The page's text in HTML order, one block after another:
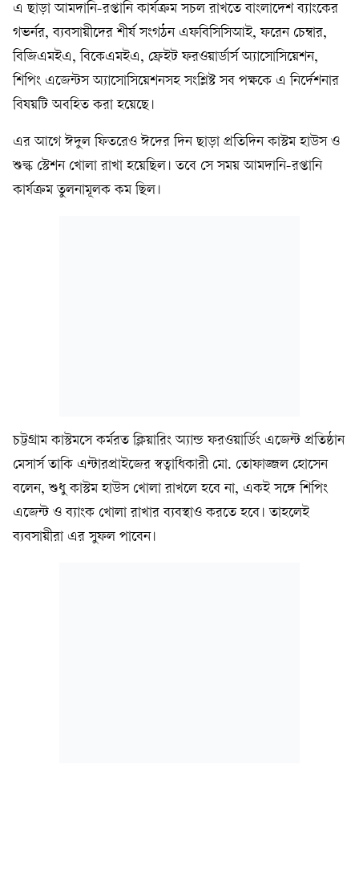
এ ছাড়া আমদানি-রপ্তানি কার্যক্রম সচল রাখতে বাংলাদেশ ব্যাংকের
গভর্নর, ব্যবসায়ীদের শীর্ষ সংগঠন এফবিসিসিআই, ফরেন চেম্বার,
বিজিএমইএ, বিকেএমইএ, ফ্রেইট ফরওয়ার্ডার্স অ্যাসোসিয়েশন,
শিপিং এজেন্টস অ্যাসোসিয়েশনসহ সংশ্লিষ্ট সব পক্ষকে এ নির্দেশনার
বিষয়টি অবহিত করা হয়েছে।
এর আগে ঈদুল ফিতরেও ঈদের দিন ছাড়া প্রতিদিন কাস্টম হাউস ও
শুল্ক স্টেশন খোলা রাখা হয়েছিল। তবে সে সময় আমদানি-রপ্তানি
কার্যক্রম তুলনামূলক কম ছিল।
চট্টগ্রাম কাস্টমসে কর্মরত ক্লিয়ারিং অ্যান্ড ফরওয়ার্ডিং এজেন্ট প্রতিষ্ঠান
মেসার্স তাকি এন্টারপ্রাইজের স্বত্বাধিকারী মো. তোফাজ্জল হোসেন
বলেন, শুধু কাস্টম হাউস খোলা রাখলে হবে না, একই সঙ্গে শিপিং
এজেন্ট ও ব্যাংক খোলা রাখার ব্যবস্থাও করতে হবে। তাহলেই
ব্যবসায়ীরা এর সুফল পাবেন।